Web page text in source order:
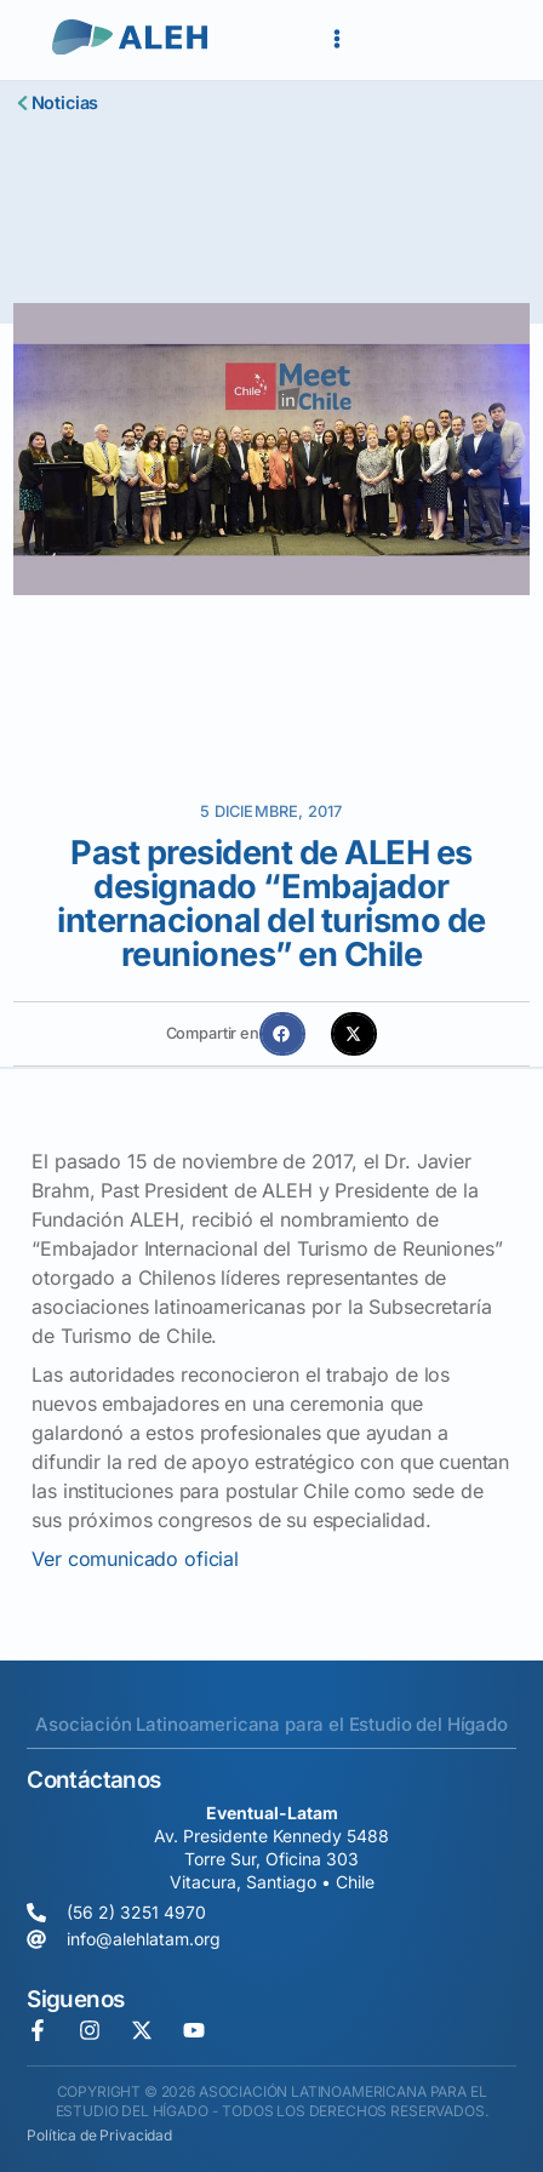
Noticias
5 DICIEMBRE, 2017
Past president de ALEH es
designado “Embajador
internacional del turismo de
reuniones” en Chile
Compartir en
El pasado 15 de noviembre de 2017, el Dr. Javier
Brahm, Past President de ALEH y Presidente de la
Fundación ALEH, recibió el nombramiento de
“Embajador Internacional del Turismo de Reuniones”
otorgado a Chilenos líderes representantes de
asociaciones latinoamericanas por la Subsecretaría
de Turismo de Chile.
Las autoridades reconocieron el trabajo de los
nuevos embajadores en una ceremonia que
galardonó a estos profesionales que ayudan a
difundir la red de apoyo estratégico con que cuentan
las instituciones para postular Chile como sede de
sus próximos congresos de su especialidad.
Ver comunicado oficial
Asociación Latinoamericana para el Estudio del Hígado
Contáctanos
Eventual-Latam
Av. Presidente Kennedy 5488
Torre Sur, Oficina 303
Vitacura, Santiago • Chile
(56 2) 3251 4970
info@alehlatam.org
Siguenos
COPYRIGHT © 2026 ASOCIACIÓN LATINOAMERICANA PARA EL
ESTUDIO DEL HÍGADO - TODOS LOS DERECHOS RESERVADOS.
Política de Privacidad